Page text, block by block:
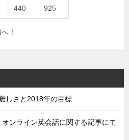
440 925
！
しさと2018年の目標
ンライン英会話に関する記事にて